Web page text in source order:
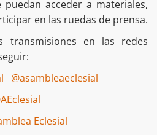
acceder a materiales,
en las ruedas de prensa.
transmisiones en las redes
@asambleaeclesial
Eclesial